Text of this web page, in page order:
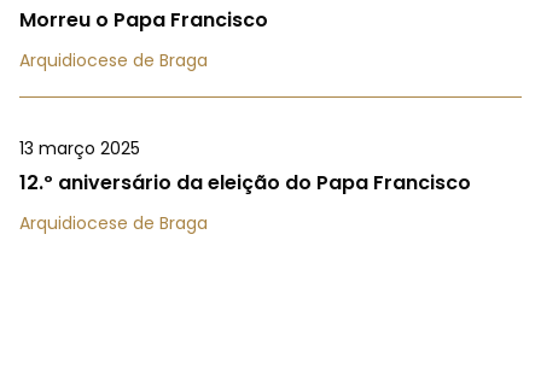
Morreu o Papa Francisco
Arquidiocese de Braga
13 março 2025
12.º aniversário da eleição do Papa Francisco
Arquidiocese de Braga